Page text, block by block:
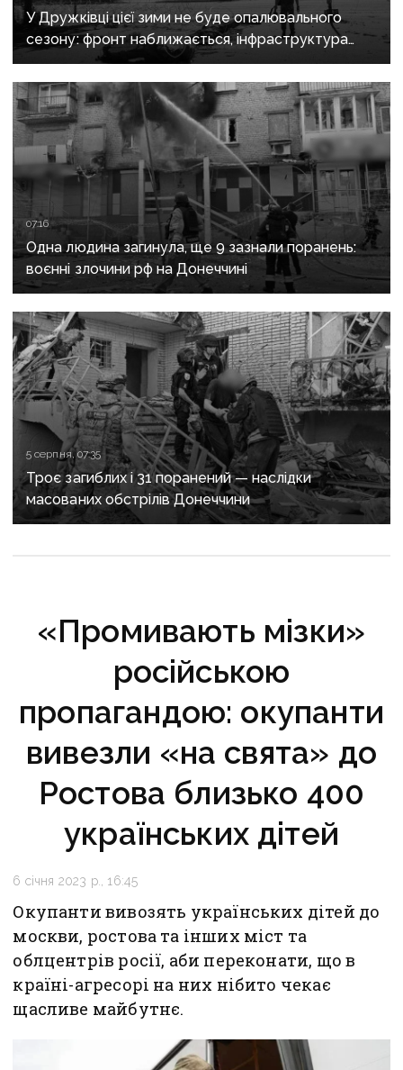
У Дружківці цієї зими не буде опалювального
сезону: фронт наближається, інфраструктура
критично зруйнована
07:16
Одна людина загинула, ще 9 зазнали поранень:
воєнні злочини рф на Донеччині
5 серпня, 07:35
Троє загиблих і 31 поранений — наслідки
масованих обстрілів Донеччини
«Промивають мізки»
російською
пропагандою: окупанти
вивезли «на свята» до
Ростова близько 400
українських дітей
6 січня 2023 р., 16:45
Окупанти вивозять українських дітей до
москви, ростова та інших міст та
облцентрів росії, аби переконати, що в
країні-агресорі на них нібито чекає
щасливе майбутнє.